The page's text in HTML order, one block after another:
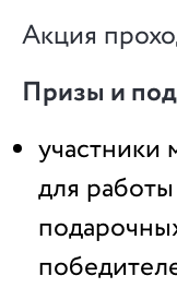
Акция
Призы и
участники
для